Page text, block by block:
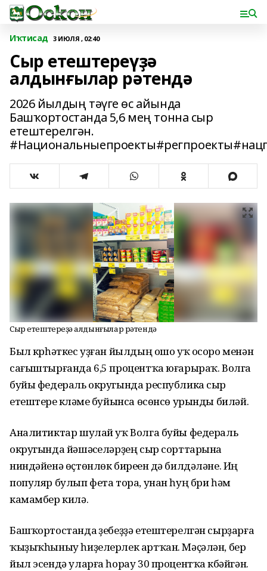
Иҡтисад 3 ИЮЛЯ , 02:40
Сыр етештереүҙә
алдынғылар рәтендә
2026 йылдың тәүге өс айында
Башҡортостанда 5,6 мең тонна сыр
етештерелгән.
Сыр етештереүҙә алдынғылар рәтендә
Был күрһәткес уҙған йылдың ошо уҡ осоро менән
сағыштырғанда 6,5 процентҡа юғарыраҡ. Волга
буйы федераль округында республика сыр
етештереү күләме буйынса өсөнсө урынды биләй.
Аналитиктар шулай уҡ Волга буйы федераль
округында йәшәүселәрҙең сыр сорттарына
ниндәйенә өҫтөнлөк биреүен дә билдәләне. Иң
популяр булып фета тора, унан һуң бри һәм
камамбер килә.
Башҡортостанда үҙебеҙҙә етештерелгән сырҙарға
ҡыҙыҡһыныу һиҙелерлек артҡан. Мәҫәлән, бер
йыл эсендә уларға һорау 30 процентҡа күбәйгән.